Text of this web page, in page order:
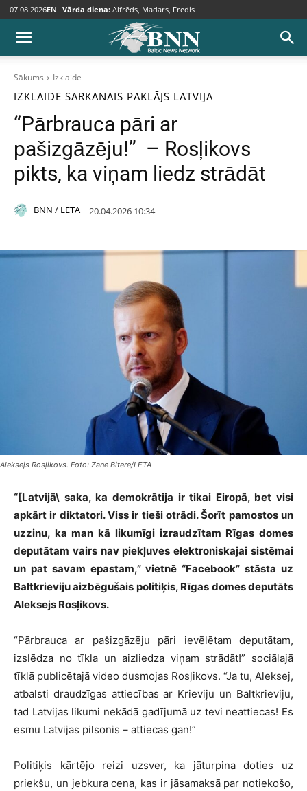
07.08.2026EN Vārda diena: Alfrēds, Madars, Fredis
Sākums Izklaide
IZKLAIDE SARKANAIS PAKLĀJS LATVIJA
“Pārbrauca pāri ar
pašizgāzēju!” – Rosļikovs
pikts, ka viņam liedz strādāt
BNN / LETA 20.04.2026 10:34
Aleksejs Rosļikovs. Foto: Zane Bitere/LETA
“[Latvijā\ saka, ka demokrātija ir tikai Eiropā, bet visi
apkārt ir diktatori. Viss ir tieši otrādi. Šorīt pamostos un
uzzinu, ka man kā likumīgi izraudzītam Rīgas domes
deputātam vairs nav piekļuves elektroniskajai sistēmai
un pat savam epastam,” vietnē “Facebook” stāsta uz
Baltkrieviju aizbēgušais politiķis, Rīgas domes deputāts
Aleksejs Rosļikovs.
“Pārbrauca ar pašizgāzēju pāri ievēlētam deputātam,
izslēdza no tīkla un aizliedza viņam strādāt!” sociālajā
tīklā publicētajā video dusmojas Rosļikovs. “Ja tu, Aleksej,
atbalsti draudzīgas attiecības ar Krieviju un Baltkrieviju,
tad Latvijas likumi nekādā gadījumā uz tevi neattiecas! Es
esmu Latvijas pilsonis – attiecas gan!”
Politiķis kārtējo reizi uzsver, ka jāturpina doties uz
priekšu, un jebkura cena, kas ir jāsamaksā par notiekošo,